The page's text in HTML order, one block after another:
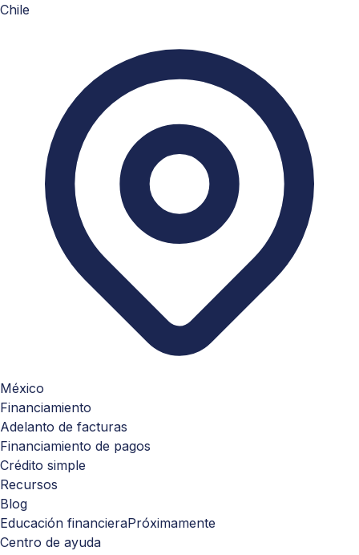
Chile
México
Financiamiento
Adelanto de facturas
Financiamiento de pagos
Crédito simple
Recursos
Blog
Educación financieraPróximamente
Centro de ayuda